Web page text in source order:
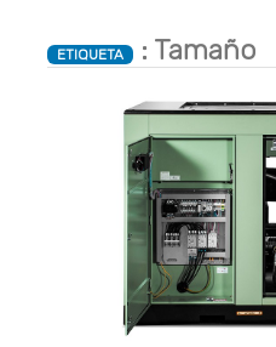
ETIQUETA : Tamaño